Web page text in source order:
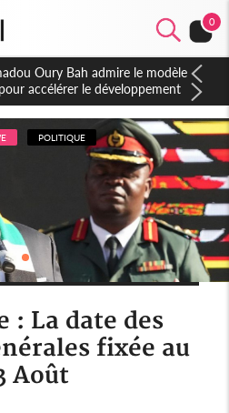
0
Oury Bah admire le modèle
accélérer le développement
POLITIQUE
: La date des
fixée au
Août